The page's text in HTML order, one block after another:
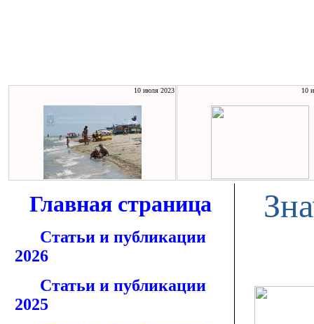
10 июля 2023 10
Главная страница
Статьи и публикации
2026
Статьи и публикации
2025